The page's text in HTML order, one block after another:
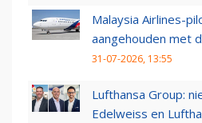
Malaysia Airlines-
aangehouden met
31-07-2026, 13:55
Lufthansa Group:
Edelweiss en